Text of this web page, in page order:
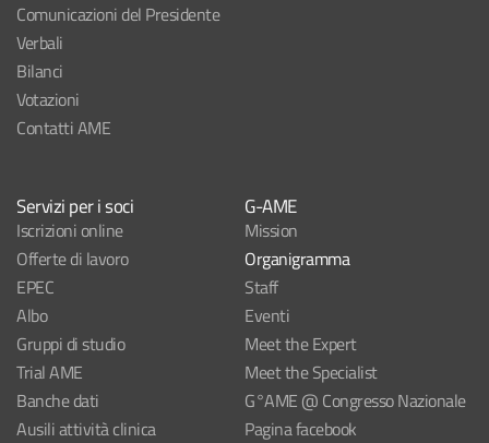
Comunicazioni del Presidente
Verbali
Bilanci
Votazioni
Contatti AME
Servizi per i soci
Iscrizioni online
Offerte di lavoro
EPEC
Albo
Gruppi di studio
Trial AME
Banche dati
Ausili attività clinica
G-AME
Mission
Organigramma
Staff
Eventi
Meet the Expert
Meet the Specialist
G°AME @ Congresso Nazionale
Pagina facebook